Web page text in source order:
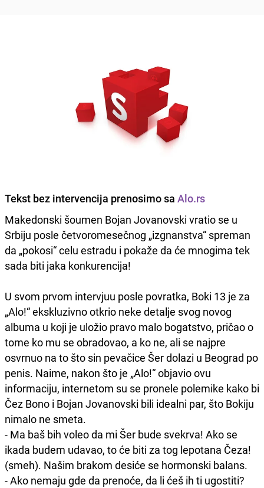
Tekst bez intervencija prenosimo sa Alo.rs
Makedonski šoumen Bojan Jovanovski vratio se u
Srbiju posle četvoromesečnog „izgnanstva“ spreman
da „pokosi“ celu estradu i pokaže da će mnogima tek
sada biti jaka konkurencija!
U svom prvom intervjuu posle povratka, Boki 13 je za
„Alo!“ ekskluzivno otkrio neke detalje svog novog
albuma u koji je uložio pravo malo bogatstvo, pričao o
tome ko mu se obradovao, a ko ne, ali se najpre
osvrnuo na to što sin pevačice Šer dolazi u Beograd po
penis. Naime, nakon što je „Alo!“ objavio ovu
informaciju, internetom su se pronele polemike kako bi
Čez Bono i Bojan Jovanovski bili idealni par, što Bokiju
nimalo ne smeta.
- Ma baš bih voleo da mi Šer bude svekrva! Ako se
ikada budem udavao, to će biti za tog lepotana Čeza!
(smeh). Našim brakom desiće se hormonski balans.
- Ako nemaju gde da prenoće, da li ćeš ih ti ugostiti?